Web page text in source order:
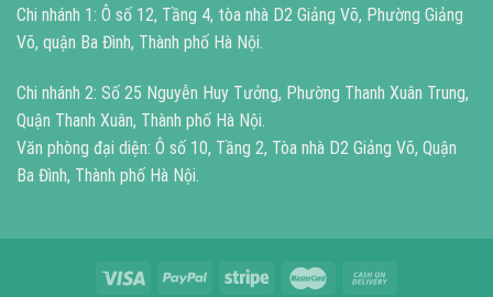
Chi nhánh 1: Ô số 12, Tầng 4, tòa nhà D2 Giảng Võ, Phường Giảng
Võ, quận Ba Đình, Thành phố Hà Nội.
Chi nhánh 2: Số 25 Nguyễn Huy Tưởng, Phường Thanh Xuân Trung,
Quận Thanh Xuân, Thành phố Hà Nội.
Văn phòng đại diện: Ô số 10, Tầng 2, Tòa nhà D2 Giảng Võ, Quận
Ba Đình, Thành phố Hà Nội.